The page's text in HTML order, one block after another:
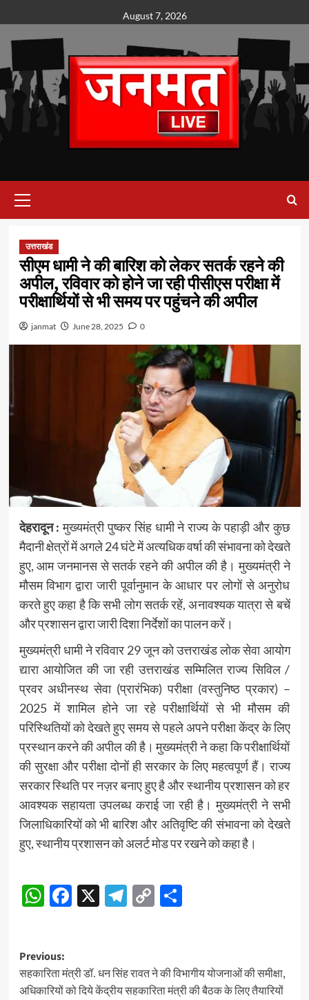
to
content
August 7, 2026
Menu
उत्तराखंड
सीएम धामी ने की बारिश को लेकर सतर्क रहने की
अपील, रविवार को होने जा रही पीसीएस परीक्षा में
परीक्षार्थियों से भी समय पर पहुंचने की अपील
janmat June 28, 2025 0
देहरादून : मुख्यमंत्री पुष्कर सिंह धामी ने राज्य के पहाड़ी और कुछ
मैदानी क्षेत्रों में अगले 24 घंटे में अत्यधिक वर्षा की संभावना को देखते
हुए, आम जनमानस से सतर्क रहने की अपील की है। मुख्यमंत्री ने
मौसम विभाग द्वारा जारी पूर्वानुमान के आधार पर लोगों से अनुरोध
करते हुए कहा है कि सभी लोग सतर्क रहें, अनावश्यक यात्रा से बचें
और प्रशासन द्वारा जारी दिशा निर्देशों का पालन करें।
मुख्यमंत्री धामी ने रविवार 29 जून को उत्तराखंड लोक सेवा आयोग
द्यारा आयोजित की जा रही उत्तराखंड सम्मिलित राज्य सिविल /
प्रवर अधीनस्थ सेवा (प्रारंभिक) परीक्षा (वस्तुनिष्ठ प्रकार) –
2025 में शामिल होने जा रहे परीक्षार्थियों से भी मौसम की
परिस्थितियों को देखते हुए समय से पहले अपने परीक्षा केंद्र के लिए
प्रस्थान करने की अपील की है। मुख्यमंत्री ने कहा कि परीक्षार्थियों
की सुरक्षा और परीक्षा दोनों ही सरकार के लिए महत्वपूर्ण हैं। राज्य
सरकार स्थिति पर नज़र बनाए हुए है और स्थानीय प्रशासन को हर
आवश्यक सहायता उपलब्ध कराई जा रही है। मुख्यमंत्री ने सभी
जिलाधिकारियों को भी बारिश और अतिवृष्टि की संभावना को देखते
हुए, स्थानीय प्रशासन को अलर्ट मोड पर रखने को कहा है।
Post
Navigation
WhatsApp
Facebook
X Telegram
CopyShare
Post
navigation
Previous:
सहकारिता मंत्री डॉ. धन सिंह रावत ने की विभागीय योजनाओं की समीक्षा,
अधिकारियों को दिये केंद्रीय सहकारिता मंत्री की बैठक के लिए तैयारियों